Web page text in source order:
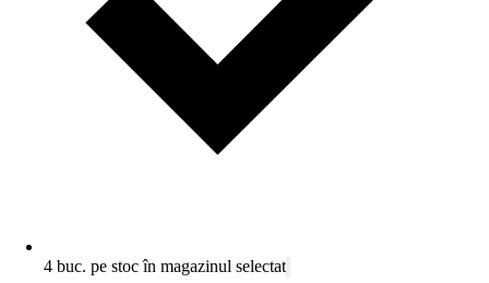
4 buc. pe stoc în magazinul selectat